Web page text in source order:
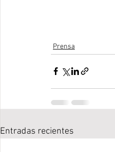
Prensa
Entradas recientes